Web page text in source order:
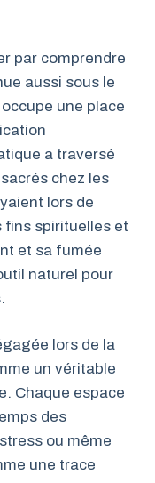
par comprendre
aussi sous le
occupe une place
a traversé
chez les
lors de
fins spirituelles et
et sa fumée
naturel pour
.
lors de la
un véritable
Chaque espace
des
ou même
une trace